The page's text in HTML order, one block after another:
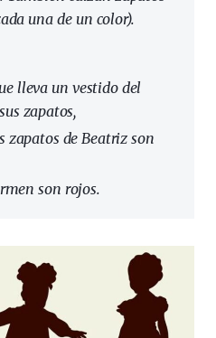
una de un color).
lleva un vestido del
zapatos,
zapatos de Beatriz son
son rojos.